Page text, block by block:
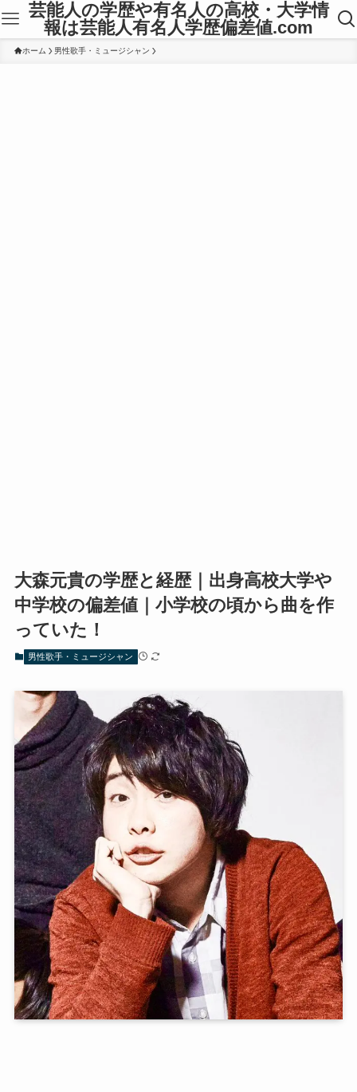
芸能人の学歴や有名人の高校・大学情
報は芸能人有名人学歴偏差値.com
ホーム 男性歌手・ミュージシャン
大森元貴の学歴と経歴｜出身高校大学や
中学校の偏差値｜小学校の頃から曲を作
っていた！
男性歌手・ミュージシャン